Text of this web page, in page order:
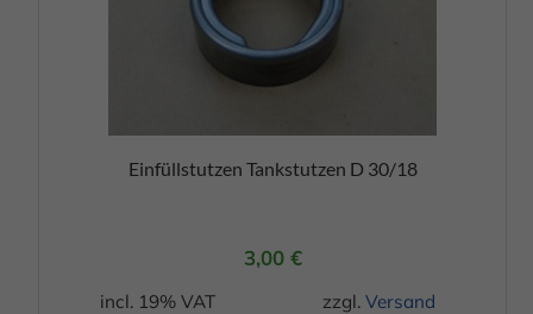
Einfüllstutzen Tankstutzen D 30/18
3,00 €
incl. 19% VAT zzgl. Versand